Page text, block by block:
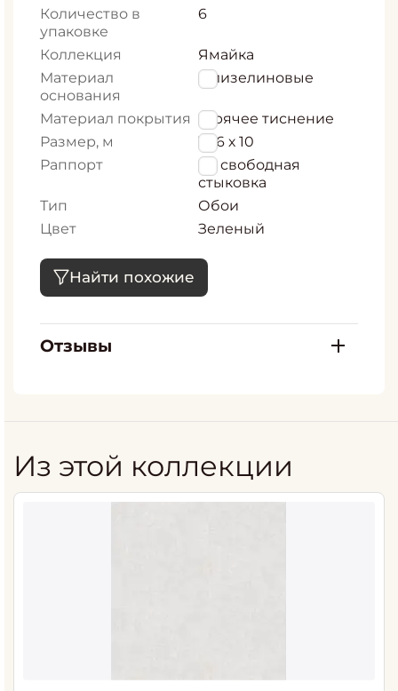
Количество в
упаковке
6
Коллекция
Ямайка
Материал
основания
Флизелиновые
Материал покрытия Горячее тиснение
Размер, м
1,06 х 10
Раппорт
64 свободная
стыковка
Тип
Обои
Цвет
Зеленый
Найти похожие
Отзывы
Из этой коллекции